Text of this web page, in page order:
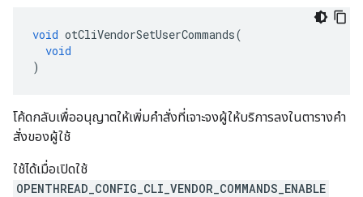
void otCliVendorSetUserCommands(
void
)
โค้ดกลับเพื่ออนุญาตให้เพิ่มคําสั่งที่เจาะจงผู้ให้บริการลงในตารางคํา
สั่งของผู้ใช้
ใช้ได้เมื่อเปิดใช้
OPENTHREAD_CONFIG_CLI_VENDOR_COMMANDS_ENABLE